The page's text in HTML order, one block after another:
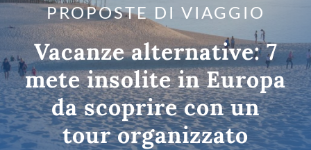
PROPOSTE DI VIAGGIO
Vacanze alternative: 7
mete insolite in Europa
da scoprire con un
tour organizzato